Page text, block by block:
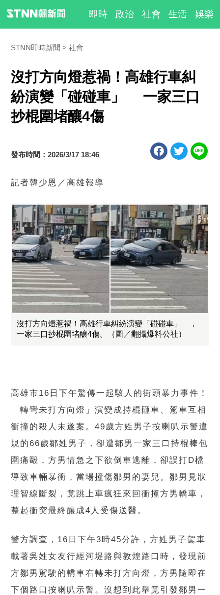
即時 政治 社會 生活 娛樂
STNN即時新聞 社會
沒打方向燈惹禍！高雄行車糾
紛演變「碰碰車」 一家三口
抄棍圍堵釀4傷
發布時間：2026/3/17 18:46
記者韓少恩／高雄報導
沒打方向燈惹禍！高雄行車糾紛演變「碰碰車」 ，
一家三口抄棍圍堵釀4傷。（圖／翻攝爆料公社）
高雄市16日下午驚傳一起駭人的街頭暴力事件！
「轉彎未打方向燈」演變成持棍砸車、駕車互相
衝撞的殺人未遂案。49歲方姓男子按喇叭示警違
規的66歲鄒姓男子，卻遭鄒男一家三口持棍棒包
圍痛毆，方男情急之下欲倒車逃離，卻誤打D檔
導致車輛暴衝，當場撞傷鄒男的妻兒。鄒男見狀
理智線斷裂，竟跳上車瘋狂來回衝撞方男轎車，
整起衝突最終釀成4人受傷送醫。
警方調查，16日下午3時45分許，方姓男子駕車
載著吳姓女友行經河堤路與敦煌路口時，發現前
方鄒男駕駛的轎車右轉未打方向燈，方男隨即在
下個路口按喇叭示警。沒想到此舉竟引發鄒男一